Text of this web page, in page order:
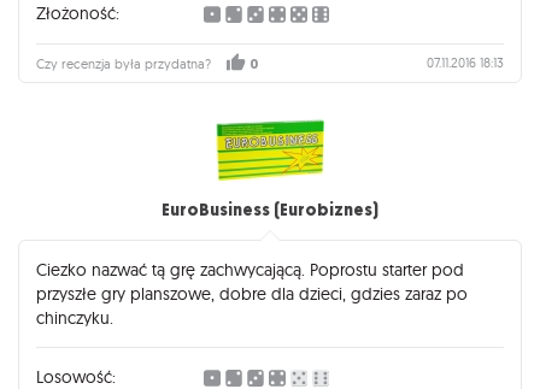
Złożoność:
Czy recenzja była przydatna? 0 07.11.2016 18:13
EuroBusiness (Eurobiznes)
Ciezko nazwać tą grę zachwycającą. Poprostu starter pod
przyszłe gry planszowe, dobre dla dzieci, gdzies zaraz po
chinczyku.
Losowość: